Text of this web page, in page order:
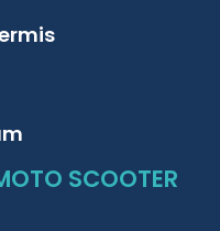
SCOOTER